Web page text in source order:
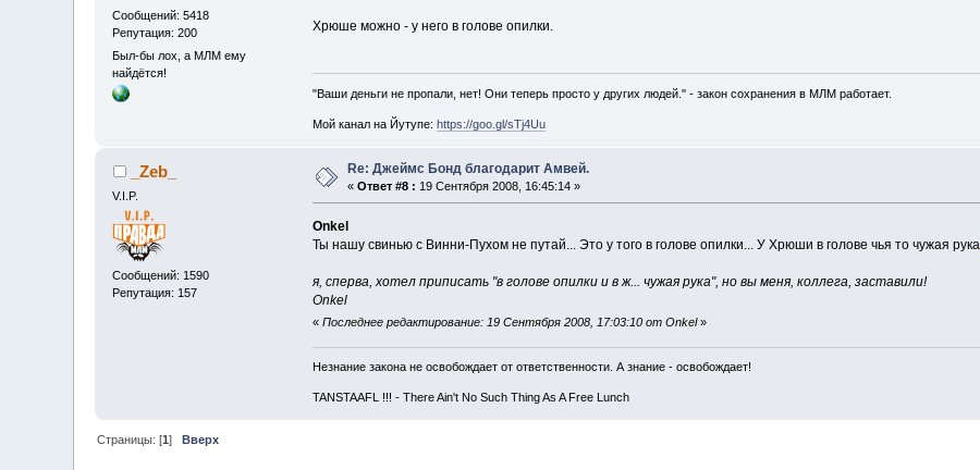
Сообщений: 5418
Репутация: 200
Был-бы лох, а МЛМ ему
найдётся!
Хрюше можно - у него в голове опилки.
"Ваши деньги не пропали, нет! Они теперь просто у других людей." - закон сохранения в МЛМ работает.
Мой канал на Йутупе: https://goo.gl/sTj4Uu
_Zeb_
V.I.P.
Сообщений: 1590
Репутация: 157
Re: Джеймс Бонд благодарит Амвей.
«Ответ #8 : 19 Сентября 2008, 16:45:14 »
Onkel
Ты нашу свинью с Винни-Пухом не путай... Это у того в голове опилки... У Хрюши в голове чья то чужая рука
я, сперва, хотел приписать "в голове опилки и в ж... чужая рука", но вы меня, коллега, заставили!
Onkel
« Последнее редактирование: 19 Сентября 2008, 17:03:10 от Onkel»
Незнание закона не освобождает от ответственности. А знание - освобождает!
TANSTAAFL !!! - There Ain't No Such Thing As A Free Lunch
Страницы: [1]Вверх